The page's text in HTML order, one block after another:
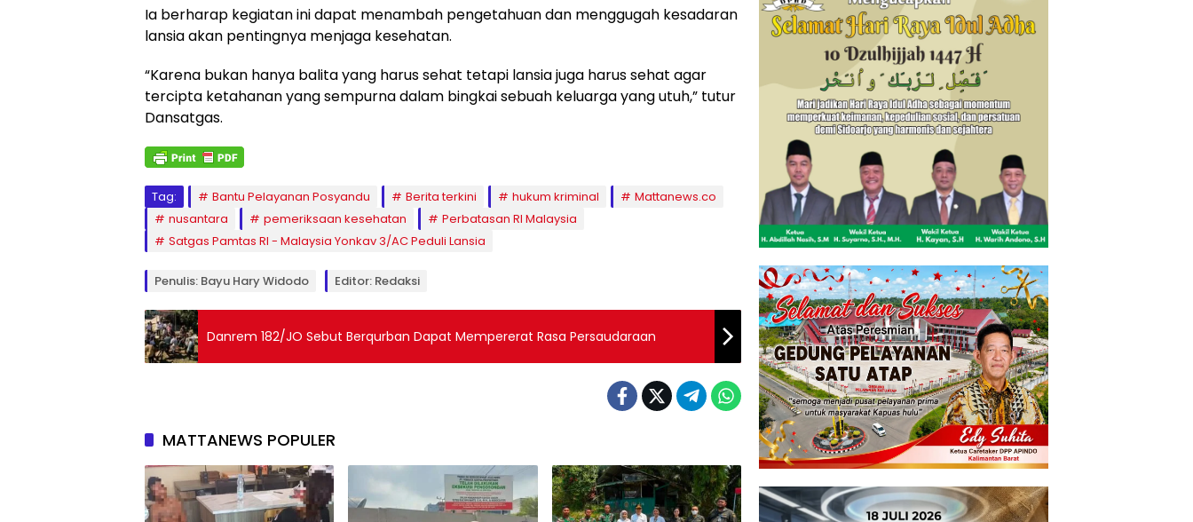
Ia berharap kegiatan ini dapat menambah pengetahuan dan menggugah kesadaran
lansia akan pentingnya menjaga kesehatan.
“Karena bukan hanya balita yang harus sehat tetapi lansia juga harus sehat agar
tercipta ketahanan yang sempurna dalam bingkai sebuah keluarga yang utuh,” tutur
Dansatgas.
Tag: Bantu Pelayanan Posyandu Berita terkini hukum kriminal
Mattanews.co
nusantara
pemeriksaan kesehatan
Perbatasan RI Malaysia
Satgas Pamtas RI - Malaysia Yonkav 3/AC Peduli Lansia
Penulis: Bayu Hary Widodo Editor: Redaksi
Danrem 182/JO Sebut Berqurban Dapat Mempererat Rasa Persaudaraan
MATTANEWS POPULER